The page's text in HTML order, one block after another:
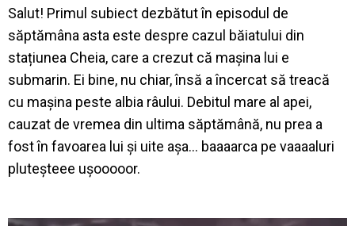
Salut! Primul subiect dezbătut în episodul de
săptămâna asta este despre cazul băiatului din
stațiunea Cheia, care a crezut că mașina lui e
submarin. Ei bine, nu chiar, însă a încercat să treacă
cu mașina peste albia râului. Debitul mare al apei,
cauzat de vremea din ultima săptămână, nu prea a
fost în favoarea lui și uite așa… baaaarca pe vaaaaluri
pluteșteee ușooooor.